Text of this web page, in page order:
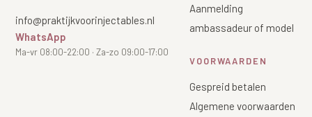
info@praktijkvoorinjectables.nl
WhatsApp
Ma-vr 08:00-22:00 · Za-zo 09:00-17:00
Aanmelding
ambassadeur of model
VOORWAARDEN
Gespreid betalen
Algemene voorwaarden